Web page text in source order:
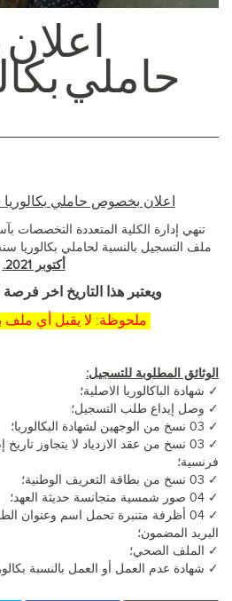
حاملي
اعلان بخصوص حاملي بكالوريا سنة 2020
تنهي إدارة الكلية المتعددة التخصصات
ملف التسجيل بالنسبة لحاملي بكالوريا سنة 2020 و 2021
أكتوبر 2021.
ويعتبر هذا التاريخ اخر
ملحوظة: لا يقبل أي ملف
الوثائق المطلوبة للتسجيل:
✓ شهادة الباكالوريا الاصلية؛
✓ وصل إيداع طلب التسجيل؛
✓ 03 نسخ من الوجهين لشهادة البكالوريا؛
فرنسية؛
✓ 03 نسخ من بطاقة التعريف الوطنية؛
✓ 04 صور شمسية متجانسة حديثة العهد؛
✓ 04 أظرفة متنبرة تحمل اسم وعنوان
البريد المضمون؛
✓ الملف الصحي؛
✓ شهادة عدم العمل أو العمل بالنسبة